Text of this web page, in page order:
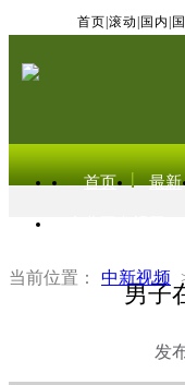
首页 滚动 国内
首页 最新
当前位置： 中新视频
男子
发